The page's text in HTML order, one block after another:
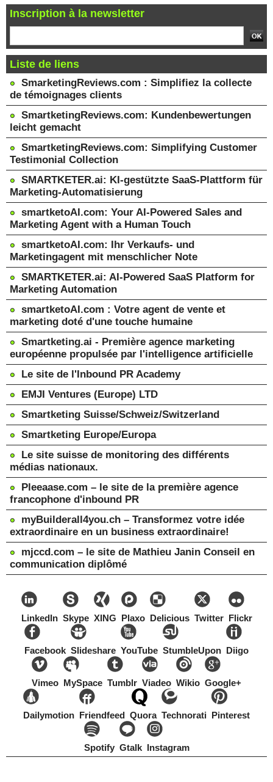
Inscription à la newsletter
Liste de liens
SmarketingReviews.com : Simplifiez la collecte
de témoignages clients
SmartketingReviews.com: Kundenbewertungen
leicht gemacht
SmartketingReviews.com: Simplifying Customer
Testimonial Collection
SMARTKETER.ai: KI-gestützte SaaS-Plattform für
Marketing-Automatisierung
smartketoAI.com: Your AI-Powered Sales and
Marketing Agent with a Human Touch
smartketoAI.com: Ihr Verkaufs- und
Marketingagent mit menschlicher Note
SMARTKETER.ai: AI-Powered SaaS Platform for
Marketing Automation
smartketoAI.com : Votre agent de vente et
marketing doté d'une touche humaine
Smartketing.ai - Première agence marketing
européenne propulsée par l'intelligence artificielle
Le site de l'Inbound PR Academy
EMJI Ventures (Europe) LTD
Smartketing Suisse/Schweiz/Switzerland
Smartketing Europe/Europa
Le site suisse de monitoring des différents
médias nationaux.
Pleeaase.com – le site de la première agence
francophone d'inbound PR
myBuilderall4you.ch – Transformez votre idée
extraordinaire en un business extraordinaire!
mjccd.com – le site de Mathieu Janin Conseil en
communication diplômé
LinkedIn Skype XING Plaxo Delicious Twitter Flickr
Facebook Slideshare YouTube StumbleUpon Diigo
Vimeo MySpace Tumblr Viadeo Wikio Google+
Dailymotion Friendfeed Quora Technorati Pinterest
Spotify Gtalk Instagram